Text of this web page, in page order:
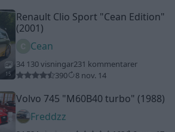
15
Renault Clio Sport "Cean Edition"
(2001)
Cean
34 130 visningar231 kommentarer
390
8 nov. 14
Volvo 745 "M60B40 turbo" (1988)
Freddzz